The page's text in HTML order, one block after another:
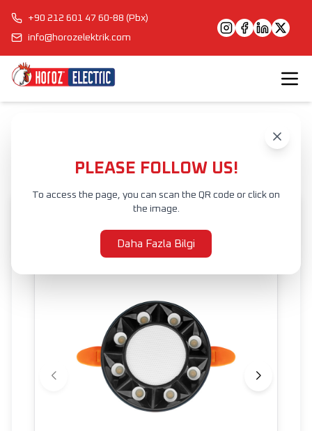
+90 212 601 47 60-88 (Pbx)
info@horozelektrik.com
PLEASE FOLLOW US!
To access the page, you can scan the QR code or click on
the image.
Daha Fazla Bilgi